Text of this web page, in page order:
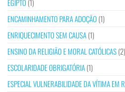
EGIPTO (1)
ENCAMINHAMENTO PARA ADOÇÃO (1)
ENRIQUECIMENTO SEM CAUSA(1)
ENSINO DA RELIGIÃO E MORAL CATÓLICAS(2)
ESCOLARIDADE OBRIGATÓRIA(1)
ESPECIAL VULNERABILIDADE DA VÍTIMA EM